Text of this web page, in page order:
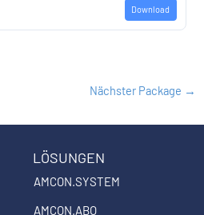
Download
Nächster Package →
LÖSUNGEN
AMCON.SYSTEM
AMCON.ABO